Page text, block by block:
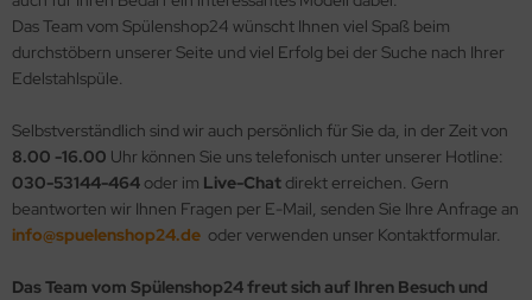
Das Team vom Spülenshop24 wünscht Ihnen viel Spaß beim
durchstöbern unserer Seite und viel Erfolg bei der Suche nach Ihrer
Edelstahlspüle.
Selbstverständlich sind wir auch persönlich für Sie da, in der Zeit von
8.00 -16.00 Uhr können Sie uns telefonisch unter unserer Hotline:
030-53144-464 oder im Live-Chat direkt erreichen. Gern
beantworten wir Ihnen Fragen per E-Mail, senden Sie Ihre Anfrage an
info@spuelenshop24.de oder verwenden unser Kontaktformular.
Das Team vom Spülenshop24 freut sich auf Ihren Besuch und